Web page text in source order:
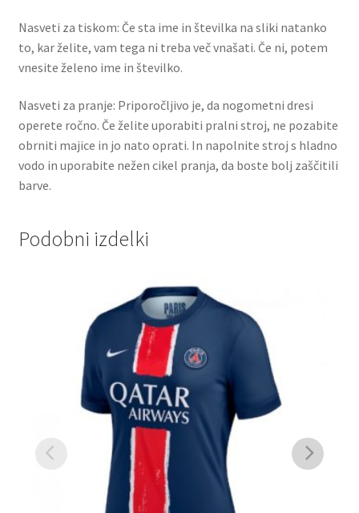
Nasveti za tiskom: Če sta ime in številka na sliki natanko
to, kar želite, vam tega ni treba več vnašati. Če ni, potem
vnesite želeno ime in številko.
Nasveti za pranje: Priporočljivo je, da nogometni dresi
operete ročno. Če želite uporabiti pralni stroj, ne pozabite
obrniti majice in jo nato oprati. In napolnite stroj s hladno
vodo in uporabite nežen cikel pranja, da boste bolj zaščitili
barve.
Podobni izdelki